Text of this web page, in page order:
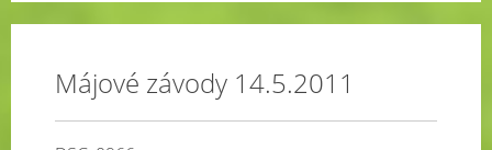
Májové závody 14.5.2011